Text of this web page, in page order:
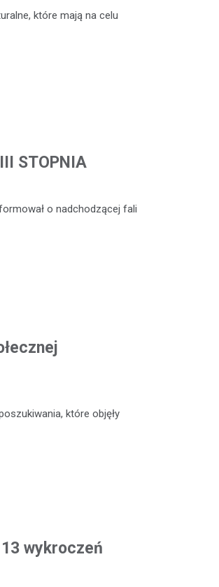
które mają na celu
STOPNIA
o nadchodzącej fali
które objęły
wykroczeń